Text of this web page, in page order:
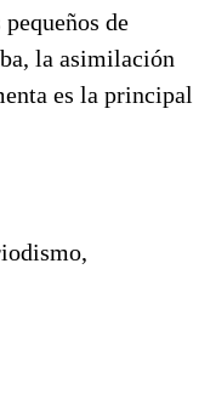
de
la asimilación
es la principal